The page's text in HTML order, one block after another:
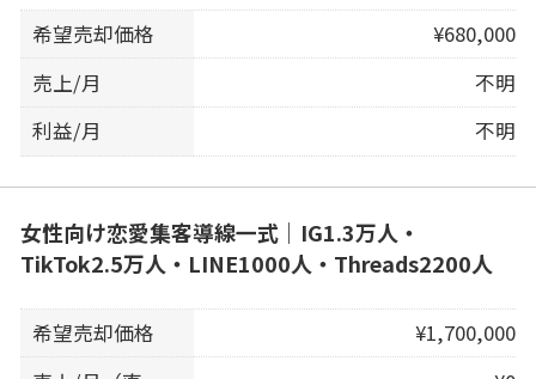
希望売却価格
¥680,000
売上/月
不明
利益/月
不明
女性向け恋愛集客導線一式｜IG1.3万人・
TikTok2.5万人・LINE1000人・Threads2200人
希望売却価格
¥1,700,000